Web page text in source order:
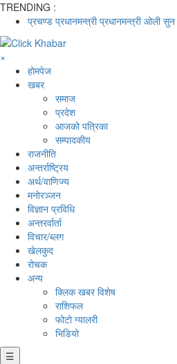
TRENDING :
प्रचण्ड प्रधानमन्त्री प्रधानमन्त्री ओली सुन
×
होमपेज
खबर
समाज
प्रदेश
आजको पत्रिका
सम्पादकीय
राजनीति
अन्तर्राष्ट्रिय
अर्थ/वाणिज्य
मनाेरञ्जन
विज्ञान प्रविधि
अन्तरर्वार्ता
विचार/ब्लग
खेलकुद
रोचक
अन्य
क्लिक खबर विशेष
राशिफल
फोटो ग्यालरी
भिडियो
☰